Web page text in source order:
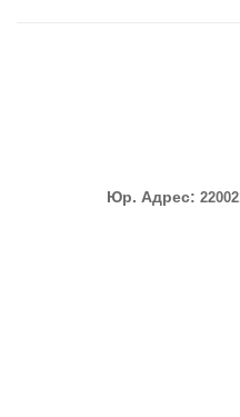
Юр. Адрес: